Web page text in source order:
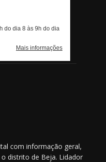
com informação geral,
distrito de Beja. Lidador